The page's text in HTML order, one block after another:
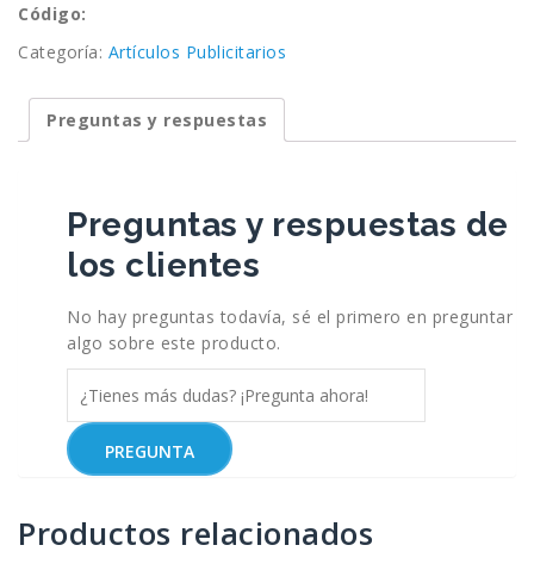
Código:
Categoría: Artículos Publicitarios
Preguntas y respuestas
Preguntas y respuestas de
los clientes
No hay preguntas todavía, sé el primero en preguntar
algo sobre este producto.
Productos relacionados